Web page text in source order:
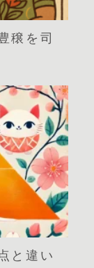
穣を司
と違い